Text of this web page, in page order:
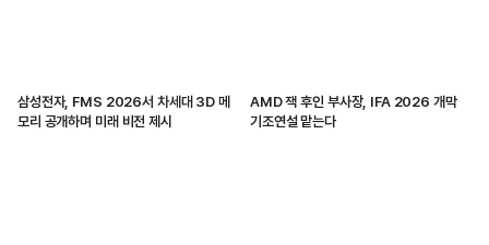
삼성전자, FMS 2026서 차세대 3D 메
모리 공개하며 미래 비전 제시
AMD 잭 후인 부사장, IFA 2026 개막
기조연설 맡는다